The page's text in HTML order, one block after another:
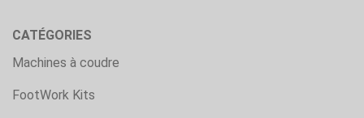
CATÉGORIES
Machines à coudre
FootWork Kits